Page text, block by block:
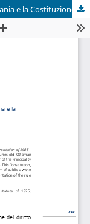
L’evoluzione storica delle istituzioni dell’Albania e la Costituzione del 1925